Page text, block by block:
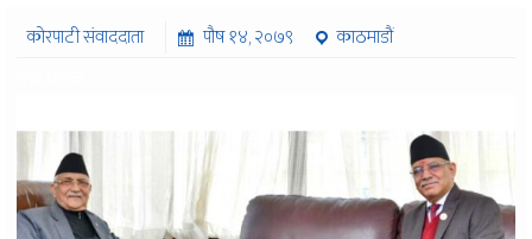
कोरपाटी संवाददाता पौष १४, २०७९
काठमाडौं